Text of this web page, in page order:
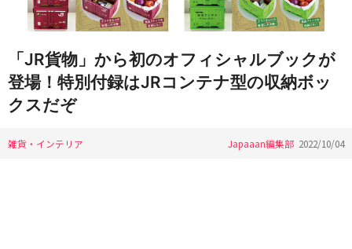
「JR貨物」から初のオフィシャルブックが
登場！特別付録はJRコンテナ型の収納ボッ
クスだぞ
雑貨・インテリア Japaaan編集部 2022/10/04